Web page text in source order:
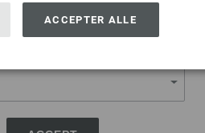
ACCEPTER ALLE
tykkelse 4,0 mm; længde
53,91 dkr eks. moms,
MÆNGDE